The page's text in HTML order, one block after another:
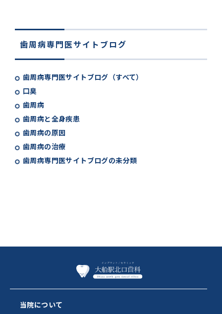
歯周病専門医サイトブログ
歯周病専門医サイトブログ（すべて）
口臭
歯周病
歯周病と全身疾患
歯周病の原因
歯周病の治療
歯周病専門医サイトブログの未分類
当院について